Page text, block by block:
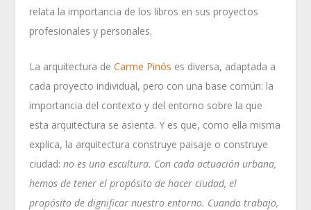
relata la importancia de los libros en sus proyectos
profesionales y personales.
La arquitectura deCarme Pinós es diversa, adaptada a
cada proyecto individual, pero con una base común: la
importancia del contexto y del entorno sobre la que
esta arquitectura se asienta. Y es que, como ella misma
explica, la arquitectura construye paisaje o construye
ciudad:no es una escultura. Con cada actuación urbana,
hemos de tener el propósito de hacer ciudad, el
propósito de dignificar nuestroentorno. Cuando trabajo,